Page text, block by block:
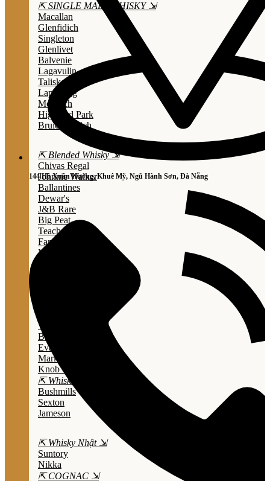
144 Hồ Xuân Hương, Khuê Mỹ, Ngũ Hành Sơn, Đà Nẵng
⇱ SINGLE MALT WHISKY ⇲
Macallan
Glenfidich
Singleton
Glenlivet
Balvenie
Lagavulin
Talisker
Laphroaig
Mortlach
Highland Park
Bruichladdich
⇱ Blended Whisky ⇲
Chivas Regal
Johnnie Walker
Ballantines
Dewar's
J&B Rare
Big Peat
Teacher's
Famous Grouse
Monkey Shouder
Wild Turkey
Bulleit Bourbon
Evan Williams
Marker's Mark
Knob Creek
⇱ Whiskey Ailen ⇲
Bushmills
Sexton
Jameson
⇱ Whisky Nhật ⇲
Suntory
Nikka
⇱ COGNAC ⇲